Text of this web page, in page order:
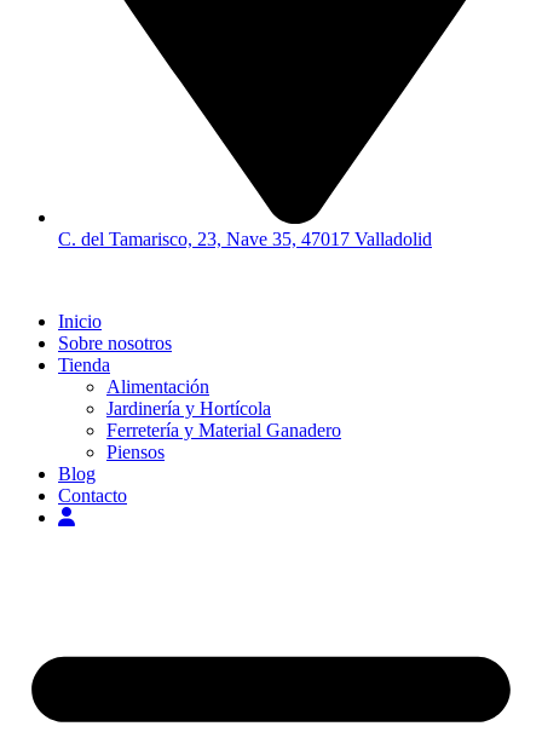
C. del Tamarisco, 23, Nave 35, 47017 Valladolid
Inicio
Sobre nosotros
Tienda
Alimentación
Jardinería y Hortícola
Ferretería y Material Ganadero
Piensos
Blog
Contacto